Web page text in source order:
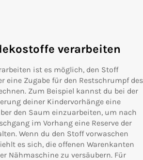
verarbeiten
ist es möglich, den Stoff
eine Zugabe für den Restschrumpf des
Zum Beispiel kannst du bei der
deiner Kindervorhänge eine
den Saum einzuarbeiten, um nach
im Vorhang eine Reserve der
Wenn du den Stoff vorwaschen
es sich, die offenen Warenkanten
Nähmaschine zu versäubern. Für